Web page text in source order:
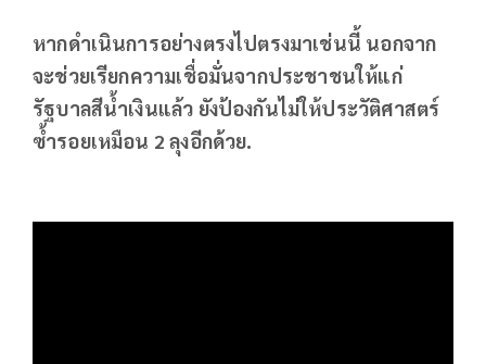
หากดำเนินการอย่างตรงไปตรงมาเช่นนี้ นอกจาก
จะช่วยเรียกความเชื่อมั่นจากประชาชนให้แก่
รัฐบาลสีน้ำเงินแล้ว ยังป้องกันไม่ให้ประวัติศาสตร์
ซ้ำรอยเหมือน 2 ลุงอีกด้วย.